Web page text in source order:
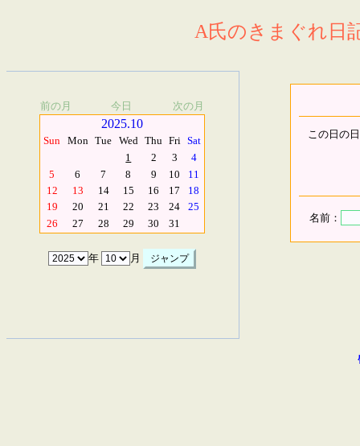
A氏のきまぐれ日
前の月 今日 次の月
2025.10
Sun Mon Tue Wed Thu Fri Sat
1
2 3
4
5
6 7 8 9 10
11
12
13 14 15 16 17
18
19
20 21 22 23 24
25
26
27 28 29 30 31
年 月
この日の
名前：